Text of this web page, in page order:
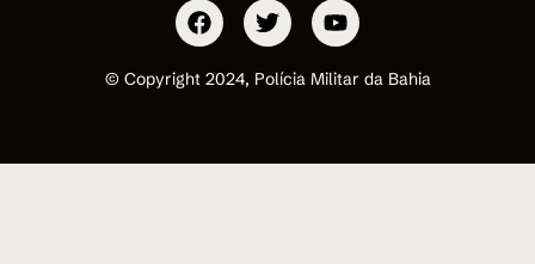
© Copyright 2024, Polícia Militar da Bahia